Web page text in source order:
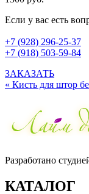
Если у вас есть
+7 (928) 296-25-37
+7 (918) 503-59-84
ЗАКАЗАТЬ
« Кисть для штор
Разработано
КАТАЛОГ